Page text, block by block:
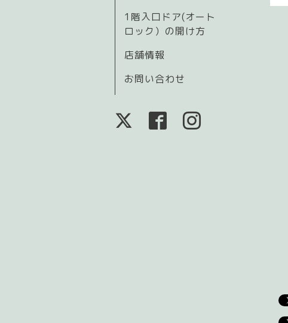
1階入口ドア(オート
ロック）の開け方
店舗情報
お問い合わせ